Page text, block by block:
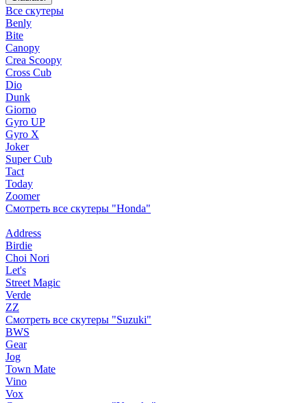
Все скутеры
Benly
Bite
Canopy
Crea Scoopy
Cross Cub
Dio
Dunk
Giorno
Gyro UP
Gyro X
Joker
Super Cub
Tact
Today
Zoomer
Смотреть все скутеры "Honda"
Address
Birdie
Choi Nori
Let's
Street Magic
Verde
ZZ
Смотреть все скутеры "Suzuki"
BWS
Gear
Jog
Town Mate
Vino
Vox